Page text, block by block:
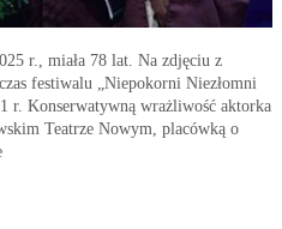
r., miała 78 lat. Na zdjęciu z
festiwalu „Niepokorni Niezłomni
r. Konserwatywną wrażliwość aktorka
Teatrze Nowym, placówką o